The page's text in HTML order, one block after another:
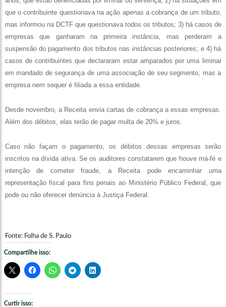
que o contribuinte questionava na ação apenas a cobrança de um tributo,
mas informou na DCTF que questionava todos os tributos; 3) há casos de
empresas que ganharam na primeira instância, mas perderam a
suspensão do pagamento dos tributos nas instâncias posteriores; e 4) há
casos de contribuintes que declararam estar amparados por uma liminar
em mandado de segurança de uma associação de seu segmento, mas a
empresa nem sequer é filiada a essa entidade.
Desde novembro, a Receita envia cartas de cobrança a essas empresas.
Além dos débitos, elas terão de pagar multa de 20% e juros.
Caso não façam o pagamento, os débitos dessas empresas serão
inscritos na dívida ativa. Se os auditores constatarem que houve má-fé e
intenção de cometer fraude, a Receita pode encaminhar uma
representação fiscal para fins penais ao Ministério Público Federal, que
pode ou não oferecer denúncia à Justiça Federal.
Fonte: Folha de S. Paulo
Compartilhe isso:
Curtir isso: